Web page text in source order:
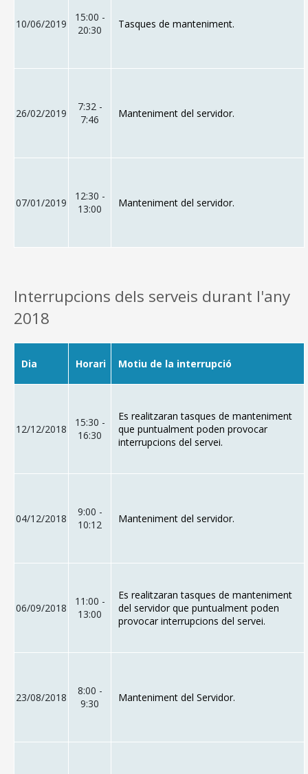
10/06/2019
15:00 -
20:30
Tasques de manteniment.
26/02/2019
7:32 -
7:46
Manteniment del servidor.
07/01/2019
12:30 -
13:00
Manteniment del servidor.
Interrupcions dels serveis durant l'any
2018
Dia Horari Motiu de la interrupció
12/12/2018
15:30 -
16:30
Es realitzaran tasques de manteniment
que puntualment poden provocar
interrupcions del servei.
04/12/2018
9:00 -
10:12
Manteniment del servidor.
06/09/2018
11:00 -
13:00
Es realitzaran tasques de manteniment
del servidor que puntualment poden
provocar interrupcions del servei.
23/08/2018
8:00 -
9:30
Manteniment del Servidor.